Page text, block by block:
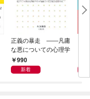
正義の暴走 ――凡庸
な悪についての心理学
990
新着